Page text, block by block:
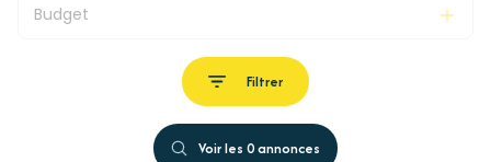
Budget
Filtrer
Voir les 0annonces